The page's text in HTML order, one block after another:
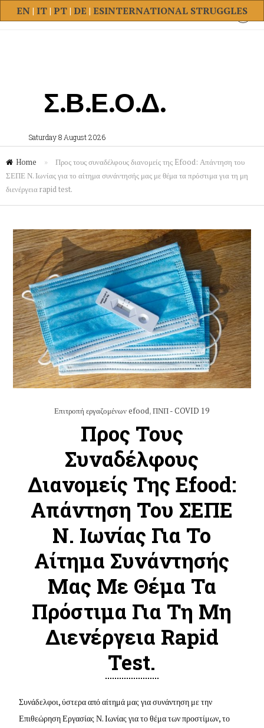
INTERNATIONAL STRUGGLES
EN| IT| PT| DE | ES
Σ.Β.Ε.Ο.Δ.
Saturday 8 August 2026
Home »
Προς τους συναδέλφους διανομείς της Efood: Απάντηση του
ΣΕΠΕ Ν. Ιωνίας για το αίτημα συνάντησής μας με θέμα τα πρόστιμα για τη μη
διενέργεια rapid test.
Επιτροπή εργαζομένων efood,ΠΝΠ - COVID 19
Προς Τους
Συναδέλφους
Διανομείς Της Efood:
Απάντηση Του ΣΕΠΕ
Ν. Ιωνίας Για Το
Αίτημα Συνάντησής
Μας Με Θέμα Τα
Πρόστιμα Για Τη Μη
Διενέργεια Rapid
Test.
Συνάδελφοι, ύστερα από αίτημά μας για συνάντηση με την
Επιθεώρηση Εργασίας Ν. Ιωνίας για το θέμα των προστίμων, το